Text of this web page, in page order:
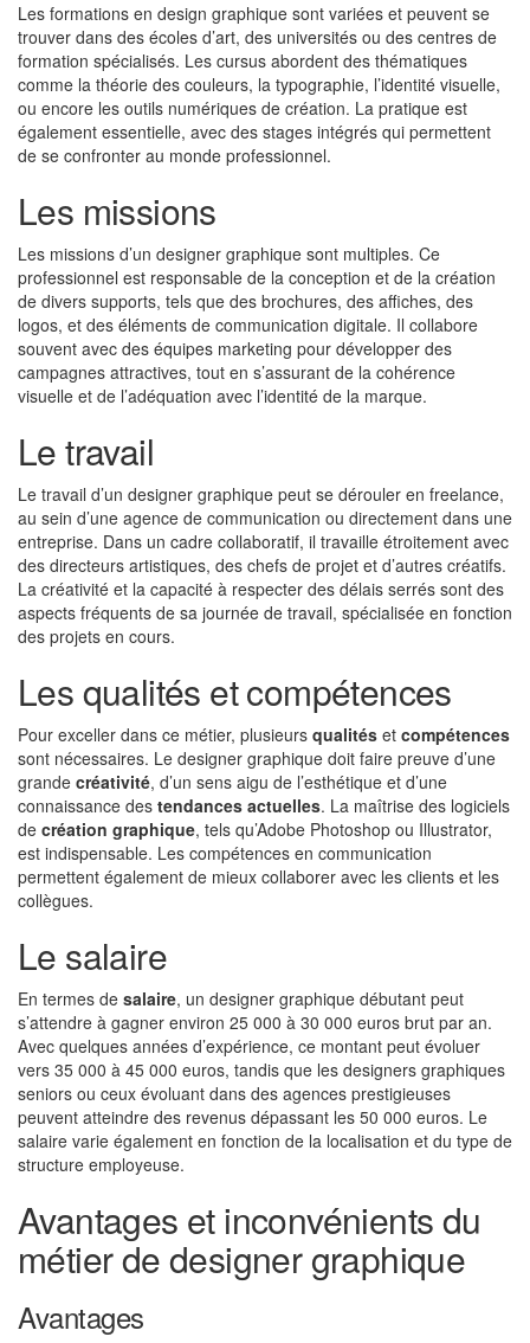
Les formations en design graphique sont variées et peuvent se
trouver dans des écoles d’art, des universités ou des centres de
formation spécialisés. Les cursus abordent des thématiques
comme la théorie des couleurs, la typographie, l’identité visuelle,
ou encore les outils numériques de création. La pratique est
également essentielle, avec des stages intégrés qui permettent
de se confronter au monde professionnel.
Les missions
Les missions d’un designer graphique sont multiples. Ce
professionnel est responsable de la conception et de la création
de divers supports, tels que des brochures, des affiches, des
logos, et des éléments de communication digitale. Il collabore
souvent avec des équipes marketing pour développer des
campagnes attractives, tout en s’assurant de la cohérence
visuelle et de l’adéquation avec l’identité de la marque.
Le travail
Le travail d’un designer graphique peut se dérouler en freelance,
au sein d’une agence de communication ou directement dans une
entreprise. Dans un cadre collaboratif, il travaille étroitement avec
des directeurs artistiques, des chefs de projet et d’autres créatifs.
La créativité et la capacité à respecter des délais serrés sont des
aspects fréquents de sa journée de travail, spécialisée en fonction
des projets en cours.
Les qualités et compétences
Pour exceller dans ce métier, plusieurs qualités et compétences
sont nécessaires. Le designer graphique doit faire preuve d’une
grande créativité, d’un sens aigu de l’esthétique et d’une
connaissance des tendances actuelles. La maîtrise des logiciels
de création graphique, tels qu’Adobe Photoshop ou Illustrator,
est indispensable. Les compétences en communication
permettent également de mieux collaborer avec les clients et les
collègues.
Le salaire
En termes de salaire, un designer graphique débutant peut
s’attendre à gagner environ 25 000 à 30 000 euros brut par an.
Avec quelques années d’expérience, ce montant peut évoluer
vers 35 000 à 45 000 euros, tandis que les designers graphiques
seniors ou ceux évoluant dans des agences prestigieuses
peuvent atteindre des revenus dépassant les 50 000 euros. Le
salaire varie également en fonction de la localisation et du type de
structure employeuse.
Avantages et inconvénients du
métier de designer graphique
Avantages